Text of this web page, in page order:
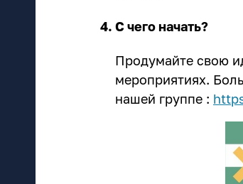
С чего начать?
Продумайте свою
мероприятиях.
нашей группе :